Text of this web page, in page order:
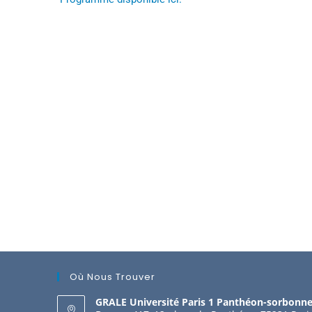
Où Nous Trouver
GRALE Université Paris 1 Panthéon-